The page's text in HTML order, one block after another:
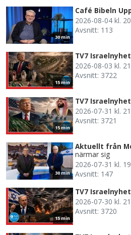
30 min
Café Bibeln
2026-08-04 kl.
Avsnitt: 113
15 min
TV7
2026-08-03 kl.
Avsnitt: 3722
15 min
TV7
2026-07-31 kl.
Avsnitt: 3721
30 min
Aktuellt från
närmar sig
2026-07-31 kl.
Avsnitt: 147
15 min
TV7
2026-07-30 kl.
Avsnitt: 3720